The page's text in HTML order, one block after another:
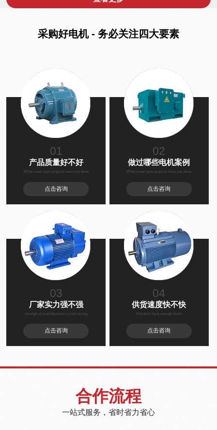
采购好电机 - 务必关注四大要素
01
产品质量好不好
What water pipe projects have you done
点击咨询
02
做过哪些电机案例
What water pipe projects have you done
点击咨询
03
厂家实力强不强
strength of manufacturers is not strong
点击咨询
04
供货速度快不快
We don't have enough stock
点击咨询
合作流程
一站式服务，省时省力省心